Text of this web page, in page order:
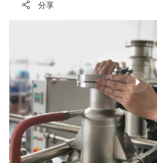
分享